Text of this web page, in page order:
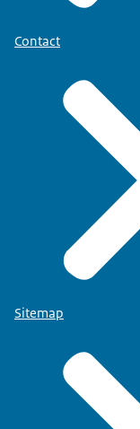
Contact
Sitemap